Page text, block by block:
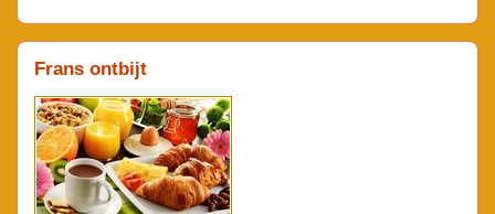
Frans ontbijt